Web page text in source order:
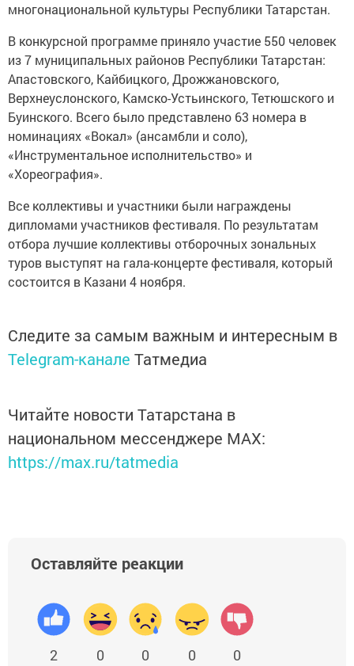
многонациональной культуры Республики Татарстан.
В конкурсной программе приняло участие 550 человек
из 7 муниципальных районов Республики Татарстан:
Апастовского, Кайбицкого, Дрожжановского,
Верхнеуслонского, Камско-Устьинского, Тетюшского и
Буинского. Всего было представлено 63 номера в
номинациях «Вокал» (ансамбли и соло),
«Инструментальное исполнительство» и
«Хореография».
Все коллективы и участники были награждены
дипломами участников фестиваля. По результатам
отбора лучшие коллективы отборочных зональных
туров выступят на гала-концерте фестиваля, который
состоится в Казани 4 ноября.
Следите за самым важным и интересным в
Telegram-канале Татмедиа
Читайте новости Татарстана в
национальном мессенджере MАХ:
https://max.ru/tatmedia
Оставляйте реакции
2 0 0 0 0